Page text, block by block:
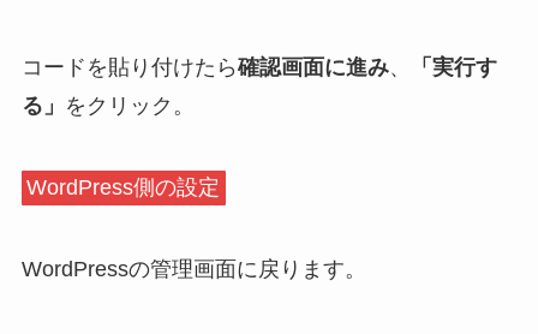
コードを貼り付けたら確認画面に進み、
「実行す
る」 をクリック。
WordPress側の設定
WordPressの管理画面に戻ります。